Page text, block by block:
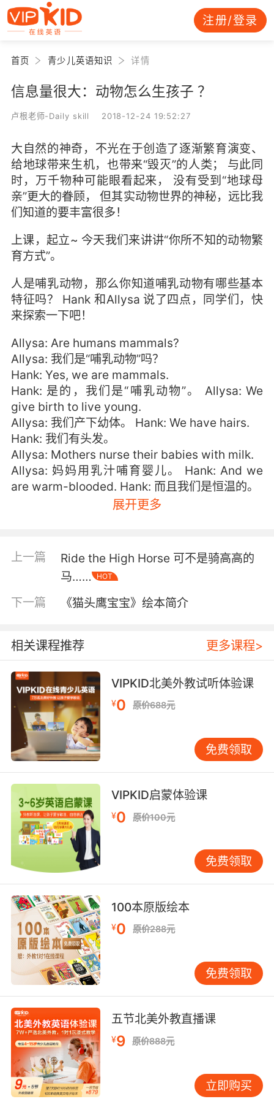
注册/登录
首页 青少儿英语知识 详情
信息量很大：动物怎么生孩子 ？
卢根老师-Daily skill 2018-12-24 19:52:27
大自然的神奇，不光在于创造了逐渐繁育演变、
给地球带来生机，也带来“毁灭”的人类； 与此同
时，万千物种可能眼看起来， 没有受到“地球母
亲”更大的眷顾， 但其实动物世界的神秘，远比我
们知道的要丰富很多！
上课，起立~ 今天我们来讲讲“你所不知的动物繁
育方式”。
人是哺乳动物，那么你知道哺乳动物有哪些基本
特征吗？ Hank 和Allysa 说了四点，同学们，快
来探索一下吧！
Allysa: Are humans mammals?
Allysa: 我们是“哺乳动物”吗？
Hank: Yes, we are mammals.
Hank: 是的，我们是“哺乳动物”。 Allysa: We
give birth to live young.
Allysa: 我们产下幼体。 Hank: We have hairs.
Hank: 我们有头发。
Allysa: Mothers nurse their babies with milk.
Allysa: 妈妈用乳汁哺育婴儿。 Hank: And we
are warm-blooded. Hank: 而且我们是恒温的。
鸡和其它鸟类属于同一生态类群，都不是哺乳动
Allysa: 鸟儿下蛋吗？ Hank: Yes, they do.
Chickens lay eggs, too.
Hank: 嗯呢，小鸡也下蛋。 Allysa:Then
magically, the eggs will hatch and become
Allysa: 哇真不可思议！蛋会孵出来并且获得令人
震惊的新生。 Hank:That’s cool! Birds and
chickens are not mammals, but they are from
the same group. Hank: 真酷！鸟儿和小鸡虽然
不是哺乳动物，但是它们属于同一类。
有人买了一条海鲫，结果回家后一看吓傻了… 这
条鱼抛开后肚子中还藏着30条小鱼，这引发了众
多网友的热议。 这下评论区瞬间热闹了… 有人惊
讶：难道，这是现实版的“大鱼吃小鱼”？ 有人充
满好奇：买一条大的还附赠三十条小的？ 有人一
脸不屑：这就是鱼贩子塞进鱼肚子里压秤的！
今天我们不聊道德，只聊生殖：海鲫这一肚子的
小海鲫到底是怎么来的？
生物的生殖方式分为有性生殖和无性生殖，而有
性生殖中， 除了大家都很熟悉卵生和胎生，还有
介于两者之间的卵胎生。
卵生，是动物受精卵在母体外孵化发育成为新个
体，全靠卵自身所含的卵黄作为营养。卵生在动
物中很普遍，除部分哺乳类动物（鸭嘴兽、针鼹
类、鸟类及哺乳类中的单孔目大多为卵生动物。
胎生即动物的受精卵在雌性动物体内的子宫里发
育成熟并生产，胚胎发育所需要的营养可以从母
体获得，直至出生时为止。平时我们吃的哺乳类
如猪牛羊都是胎生动物。
展开更多
上一篇
Ride the High Horse 可不是骑高高的
马……
HOT
下一篇 《猫头鹰宝宝》绘本简介
相关课程推荐 更多课程>
VIPKID北美外教试听体验课
¥0 原价688元
免费领取
VIPKID启蒙体验课
¥0 原价100元
免费领取
100本原版绘本
¥0 原价288元
免费领取
五节北美外教直播课
¥9 原价888元
立即购买